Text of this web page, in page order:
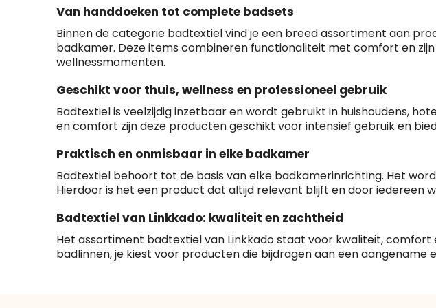
Van handdoeken tot complete badsets
Binnen de categorie badtextiel vind je een breed assortiment aan
badkamer. Deze items combineren functionaliteit met comfort en
wellnessmomenten.
Geschikt voor thuis, wellness en professioneel gebruik
Badtextiel is veelzijdig inzetbaar en wordt gebruikt in huishoudens,
en comfort zijn deze producten geschikt voor intensief gebruik en
Praktisch en onmisbaar in elke badkamer
Badtextiel behoort tot de basis van elke badkamerinrichting. Het
Hierdoor is het een product dat altijd relevant blijft en door iedereen
Badtextiel van Linkkado: kwaliteit en zachtheid
Het assortiment badtextiel van Linkkado staat voor kwaliteit,
badlinnen, je kiest voor producten die bijdragen aan een aangename
E-
mailadres
Bedrijfsnaam
Domein :
onderneming
starten:
Blacklist
Geen
zwarte
Spam E-mail
klanttevredenheid
en voldoen aan
niveau van
verkrijgen. Zoekt u
van Trustindex en
vertrouwen!
Voor bedrijven
Bouwt u
Meer informatie